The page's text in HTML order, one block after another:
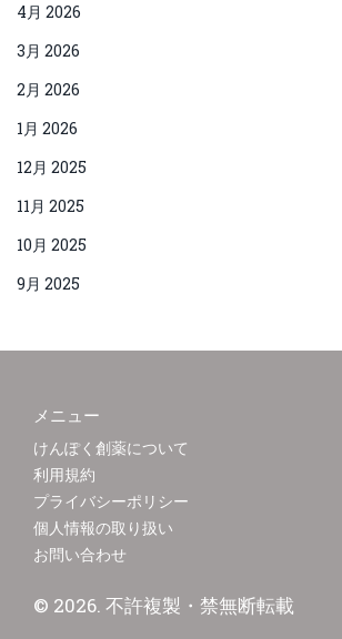
4月 2026
3月 2026
2月 2026
1月 2026
12月 2025
11月 2025
10月 2025
9月 2025
メニュー
けんぽく創薬について
利用規約
プライバシーポリシー
個人情報の取り扱い
お問い合わせ
© 2026. 不許複製・禁無断転載